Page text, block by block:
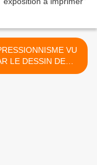
VU
LE DESSIN DE
exposition à